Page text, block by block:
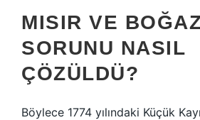
MISIR VE
SORUNU NASIL
ÇÖZÜLDÜ?
Böylece 1774 yılındaki Küçük